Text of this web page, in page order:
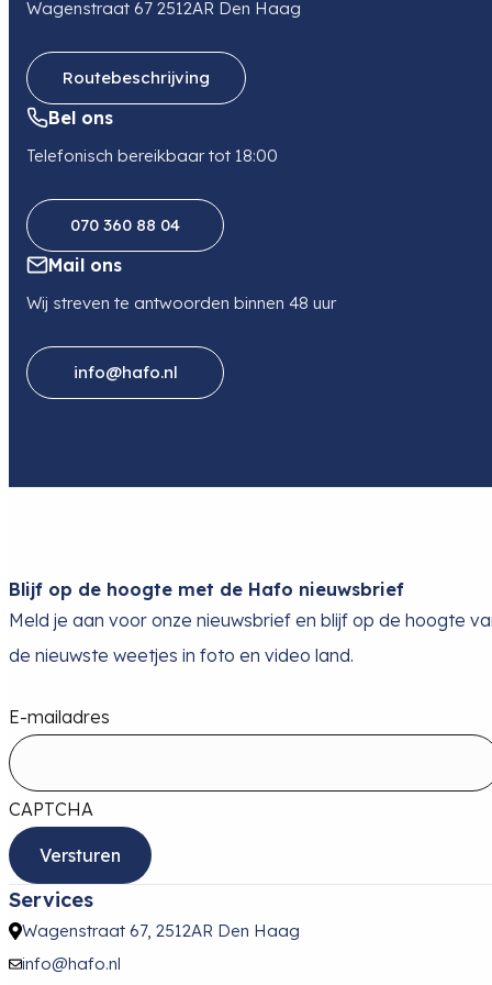
0505499949
Wagenstraat 67 2512AR Den Haag
Routebeschrijving
Bel ons
Telefonisch bereikbaar tot 18:00
070 360 88 04
Mail ons
Wij streven te antwoorden binnen 48 uur
info@hafo.nl
Blijf op de hoogte met de Hafo nieuwsbrief
Meld je aan voor onze nieuwsbrief en blijf op de hoogte
de nieuwste weetjes in foto en video land.
E-mailadres
CAPTCHA
Services
Wagenstraat 67, 2512AR Den Haag
info@hafo.nl